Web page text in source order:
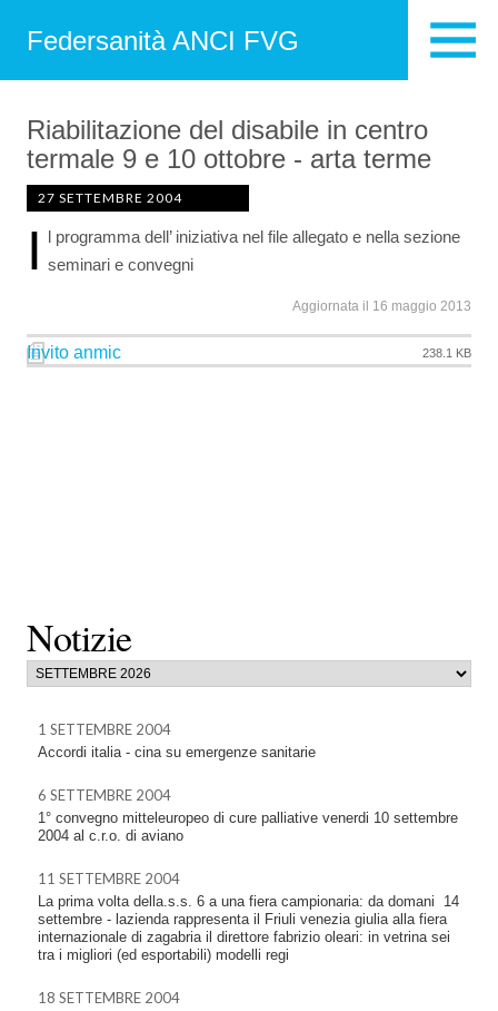
Federsanità ANCI FVG
Notizie
1 SETTEMBRE 2004
Accordi italia - cina su emergenze sanitarie
6 SETTEMBRE 2004
1° convegno mitteleuropeo di cure palliative venerdi 10 settembre
2004 al c.r.o. di aviano
11 SETTEMBRE 2004
La prima volta della.s.s. 6 a una fiera campionaria: da domani  14
settembre - lazienda rappresenta il Friuli venezia giulia alla fiera
internazionale di zagabria il direttore fabrizio oleari: in vetrina sei
tra i migliori (ed esportabili) modelli regi
18 SETTEMBRE 2004
Riabilitazione del disabile in centro
termale 9 e 10 ottobre - arta terme
27 SETTEMBRE 2004
I l programma dell’ iniziativa nel file allegato e nella sezione
seminari e convegni
Aggiornata il 16 maggio 2013
Invito anmic 238.1 KB